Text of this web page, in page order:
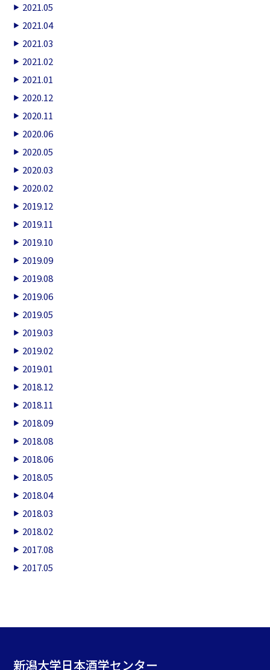
2021.05
2021.04
2021.03
2021.02
2021.01
2020.12
2020.11
2020.06
2020.05
2020.03
2020.02
2019.12
2019.11
2019.10
2019.09
2019.08
2019.06
2019.05
2019.03
2019.02
2019.01
2018.12
2018.11
2018.09
2018.08
2018.06
2018.05
2018.04
2018.03
2018.02
2017.08
2017.05
新潟大学日本酒学センター